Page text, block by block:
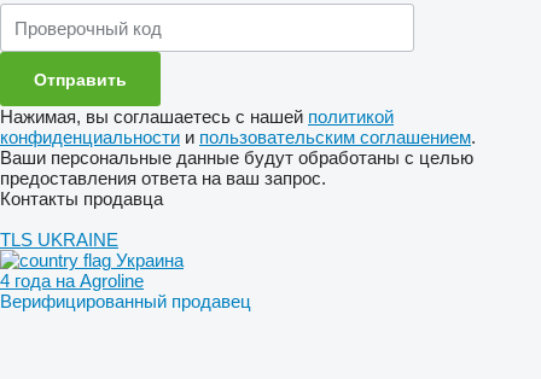
Нажимая, вы соглашаетесь с нашей политикой
конфиденциальности и пользовательским соглашением.
Ваши персональные данные будут обработаны с целью
предоставления ответа на ваш запрос.
Контакты продавца
TLS UKRAINE
Украина
4 года на Agroline
Верифицированный продавец